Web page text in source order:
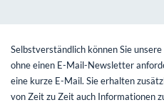
Selbstverständlich können Sie
ohne einen E-Mail-Newsletter
eine kurze E-Mail. Sie erhalten
von Zeit zu Zeit auch Informationen